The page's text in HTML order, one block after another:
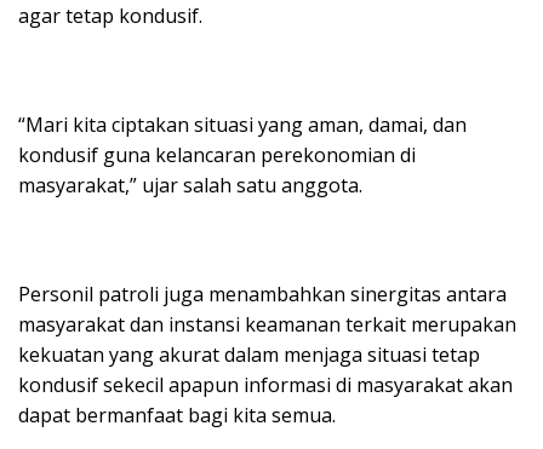
agar tetap kondusif.
“Mari kita ciptakan situasi yang aman, damai, dan
kondusif guna kelancaran perekonomian di
masyarakat,” ujar salah satu anggota.
Personil patroli juga menambahkan sinergitas antara
masyarakat dan instansi keamanan terkait merupakan
kekuatan yang akurat dalam menjaga situasi tetap
kondusif sekecil apapun informasi di masyarakat akan
dapat bermanfaat bagi kita semua.